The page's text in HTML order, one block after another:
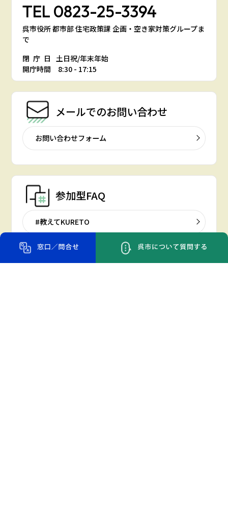
TEL 0823-25-3394
呉市役所 都市部 住宅政策課 企画・空き家対策グループま
で
閉庁日
土日祝/年末年始
開庁時間 8:30 - 17:15
メールでのお問い合わせ
お問い合わせフォーム
参加型FAQ
#教えてKURETO